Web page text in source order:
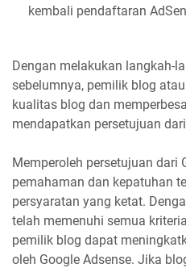
kembali pendaftaran
Dengan melakukan langkah-
sebelumnya, pemilik blog
kualitas blog dan
mendapatkan persetujuan
Memperoleh persetujuan dari
pemahaman dan kepatuhan
persyaratan yang ketat.
telah memenuhi semua
pemilik blog dapat
oleh Google Adsense. Jika